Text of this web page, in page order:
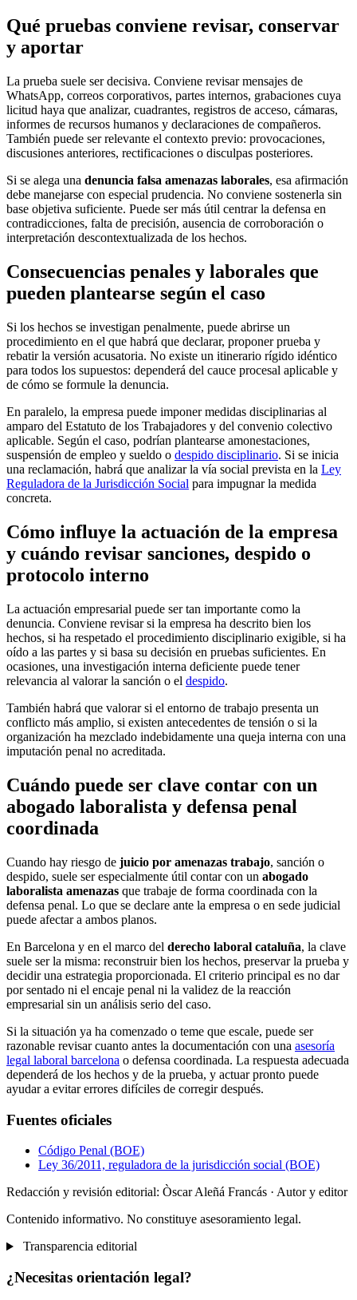
Qué pruebas conviene revisar, conservar
y aportar
La prueba suele ser decisiva. Conviene revisar mensajes de
WhatsApp, correos corporativos, partes internos, grabaciones cuya
licitud haya que analizar, cuadrantes, registros de acceso, cámaras,
informes de recursos humanos y declaraciones de compañeros.
También puede ser relevante el contexto previo: provocaciones,
discusiones anteriores, rectificaciones o disculpas posteriores.
Si se alega una denuncia falsa amenazas laborales, esa afirmación
debe manejarse con especial prudencia. No conviene sostenerla sin
base objetiva suficiente. Puede ser más útil centrar la defensa en
contradicciones, falta de precisión, ausencia de corroboración o
interpretación descontextualizada de los hechos.
Consecuencias penales y laborales que
pueden plantearse según el caso
Si los hechos se investigan penalmente, puede abrirse un
procedimiento en el que habrá que declarar, proponer prueba y
rebatir la versión acusatoria. No existe un itinerario rígido idéntico
para todos los supuestos: dependerá del cauce procesal aplicable y
de cómo se formule la denuncia.
En paralelo, la empresa puede imponer medidas disciplinarias al
amparo del Estatuto de los Trabajadores y del convenio colectivo
aplicable. Según el caso, podrían plantearse amonestaciones,
suspensión de empleo y sueldo o despido disciplinario. Si se inicia
una reclamación, habrá que analizar la vía social prevista en la Ley
Reguladora de la Jurisdicción Social para impugnar la medida
concreta.
Cómo influye la actuación de la empresa
y cuándo revisar sanciones, despido o
protocolo interno
La actuación empresarial puede ser tan importante como la
denuncia. Conviene revisar si la empresa ha descrito bien los
hechos, si ha respetado el procedimiento disciplinario exigible, si ha
oído a las partes y si basa su decisión en pruebas suficientes. En
ocasiones, una investigación interna deficiente puede tener
relevancia al valorar la sanción o el despido.
También habrá que valorar si el entorno de trabajo presenta un
conflicto más amplio, si existen antecedentes de tensión o si la
organización ha mezclado indebidamente una queja interna con una
imputación penal no acreditada.
Cuándo puede ser clave contar con un
abogado laboralista y defensa penal
coordinada
Cuando hay riesgo de juicio por amenazas trabajo, sanción o
despido, suele ser especialmente útil contar con un abogado
laboralista amenazas que trabaje de forma coordinada con la
defensa penal. Lo que se declare ante la empresa o en sede judicial
puede afectar a ambos planos.
En Barcelona y en el marco del derecho laboral cataluña, la clave
suele ser la misma: reconstruir bien los hechos, preservar la prueba y
decidir una estrategia proporcionada. El criterio principal es no dar
por sentado ni el encaje penal ni la validez de la reacción
empresarial sin un análisis serio del caso.
Si la situación ya ha comenzado o teme que escale, puede ser
razonable revisar cuanto antes la documentación con una asesoría
legal laboral barcelona o defensa coordinada. La respuesta adecuada
dependerá de los hechos y de la prueba, y actuar pronto puede
ayudar a evitar errores difíciles de corregir después.
Fuentes oficiales
Código Penal (BOE)
Ley 36/2011, reguladora de la jurisdicción social (BOE)
Redacción y revisión editorial: Òscar Aleñá Francás · Autor y editor
Contenido informativo. No constituye asesoramiento legal.
Transparencia editorial
¿Necesitas orientación legal?